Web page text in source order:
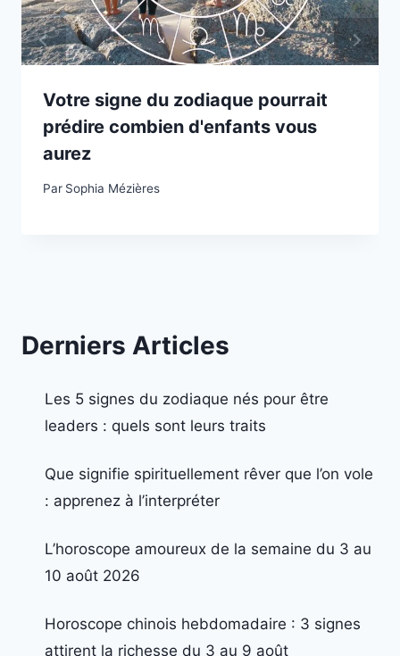
Votre signe du zodiaque pourrait
prédire combien d'enfants vous
aurez
Par Sophia Mézières
Derniers Articles
Les 5 signes du zodiaque nés pour être
leaders : quels sont leurs traits
Que signifie spirituellement rêver que l’on vole
: apprenez à l’interpréter
L’horoscope amoureux de la semaine du 3 au
10 août 2026
Horoscope chinois hebdomadaire : 3 signes
attirent la richesse du 3 au 9 août